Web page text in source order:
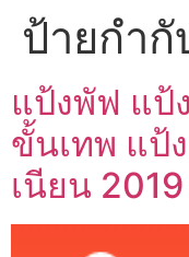
ป้ายกำกั
แป้งพัฟ แป้
ขั้นเทพ แป้
เนียน 2019